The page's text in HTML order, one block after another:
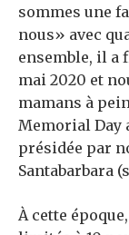
sommes une
nous» avec
ensemble, il a
mai 2020 et
mamans à
Memorial Day
présidée par
Santabarbara
À cette